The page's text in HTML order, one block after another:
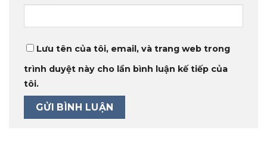
Lưu tên của tôi, email, và trang web trong
trình duyệt này cho lần bình luận kế tiếp của
tôi.